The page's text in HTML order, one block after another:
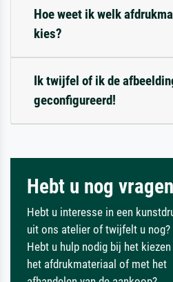
Hoe weet ik welk
kies?
Ik twijfel of ik de
geconfigureerd!
Hebt u nog
Hebt u interesse in een
uit ons atelier of twijfelt u nog?
Hebt u hulp nodig bij het kiezen
het afdrukmateriaal of met het